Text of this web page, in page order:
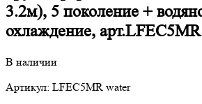
3.2м), 5 поколение +
охлаждение,
В наличии
Артикул: LFEC5MR water